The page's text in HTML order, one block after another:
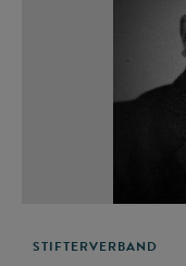
STIFTERVERBAND